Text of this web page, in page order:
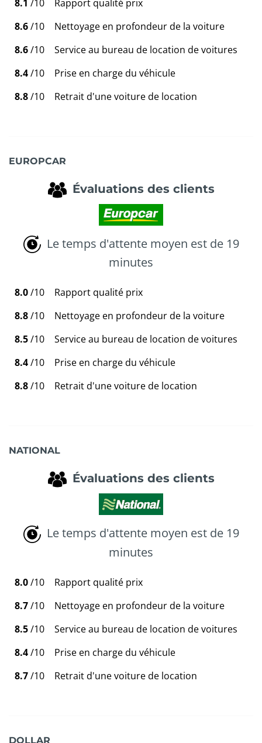
8.1 /10
Rapport qualité prix
8.6/10
Nettoyage en profondeur de la voiture
8.6/10
Service au bureau de location de voitures
8.4/10
Prise en charge du véhicule
8.8/10 Retrait d'une voiture de location
EUROPCAR
Évaluations des clients
Le temps d'attente moyen est de 19
minutes
8.0/10
Rapport qualité prix
8.8/10
Nettoyage en profondeur de la voiture
8.5/10
Service au bureau de location de voitures
8.4/10
Prise en charge du véhicule
8.8/10 Retrait d'une voiture de location
NATIONAL
Évaluations des clients
Le temps d'attente moyen est de 19
minutes
8.0/10
Rapport qualité prix
8.7/10
Nettoyage en profondeur de la voiture
8.5/10
Service au bureau de location de voitures
8.4/10
Prise en charge du véhicule
8.7/10 Retrait d'une voiture de location
DOLLAR